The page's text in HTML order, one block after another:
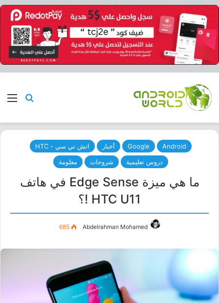
بحث
Android
Google أخبار
اتش تي سي - HTC
دروس تعليمية
شروحات معلومة
ما هي ميزة Edge Sense في هاتف
HTC U11 !؟
Abdelrahman Mohamed
685